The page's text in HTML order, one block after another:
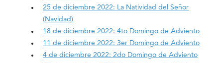
25 de diciembre 2022: La Natividad del Señor
(Navidad)
18 de diciembre 2022: 4to Domingo de Adviento
11 de diciembre 2022: 3er Domingo de Adviento
4 de diciembre 2022: 2do Domingo de Adviento